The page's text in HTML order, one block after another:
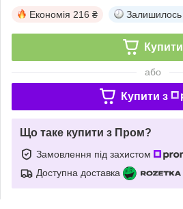
Економія 216 ₴ Залишилось
Купити
або
Купити з
Що таке купити з Пром?
Замовлення під захистом
Доступна доставка